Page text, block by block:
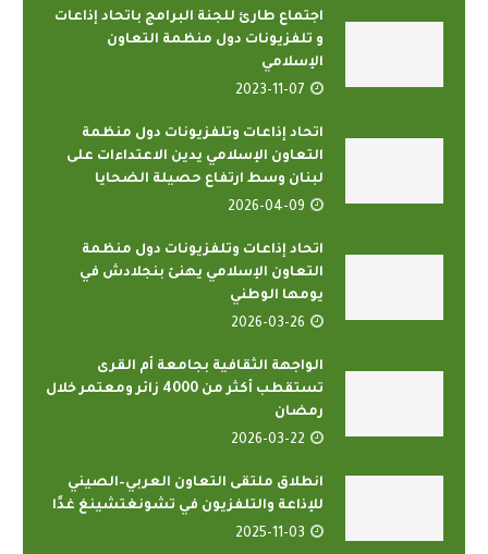
اجتماع طارئ للجنة البرامج باتحاد إذاعات
و تلفزيونات دول منظمة التعاون
الإسلامي
2023-11-07
اتحاد إذاعات وتلفزيونات دول منظمة
التعاون الإسلامي يدين الاعتداءات على
لبنان وسط ارتفاع حصيلة الضحايا
2026-04-09
اتحاد إذاعات وتلفزيونات دول منظمة
التعاون الإسلامي يهنئ بنجلادش في
يومها الوطني
2026-03-26
الواجهة الثقافية بجامعة أم القرى
تستقطب أكثر من 4000 زائر ومعتمر خلال
رمضان
2026-03-22
انطلاق ملتقى التعاون العربي–الصيني
للإذاعة والتلفزيون في تشونغتشينغ غدًا
2025-11-03